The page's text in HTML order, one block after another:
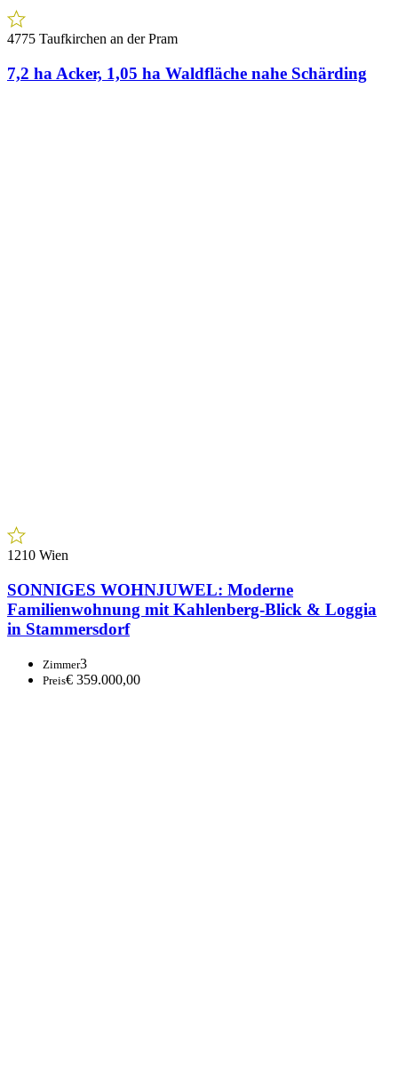
4775 Taufkirchen an der Pram
7,2 ha Acker, 1,05 ha Waldfläche nahe Schärding
1210 Wien
SONNIGES WOHNJUWEL: Moderne
Familienwohnung mit Kahlenberg-Blick & Loggia
in Stammersdorf
Zimmer3
Preis€ 359.000,00